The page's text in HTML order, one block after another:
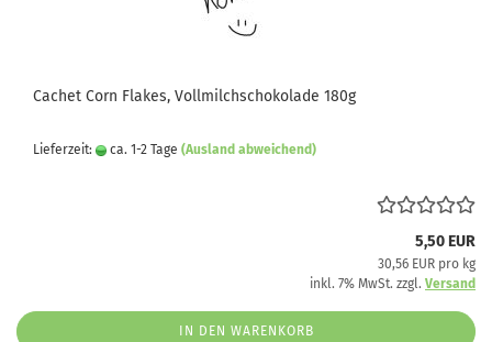
Cachet Corn Flakes, Vollmilchschokolade 180g
Lieferzeit: ca. 1-2 Tage (Ausland abweichend)
5,50 EUR
30,56 EUR pro kg
inkl. 7% MwSt. zzgl. Versand
IN DEN WARENKORB